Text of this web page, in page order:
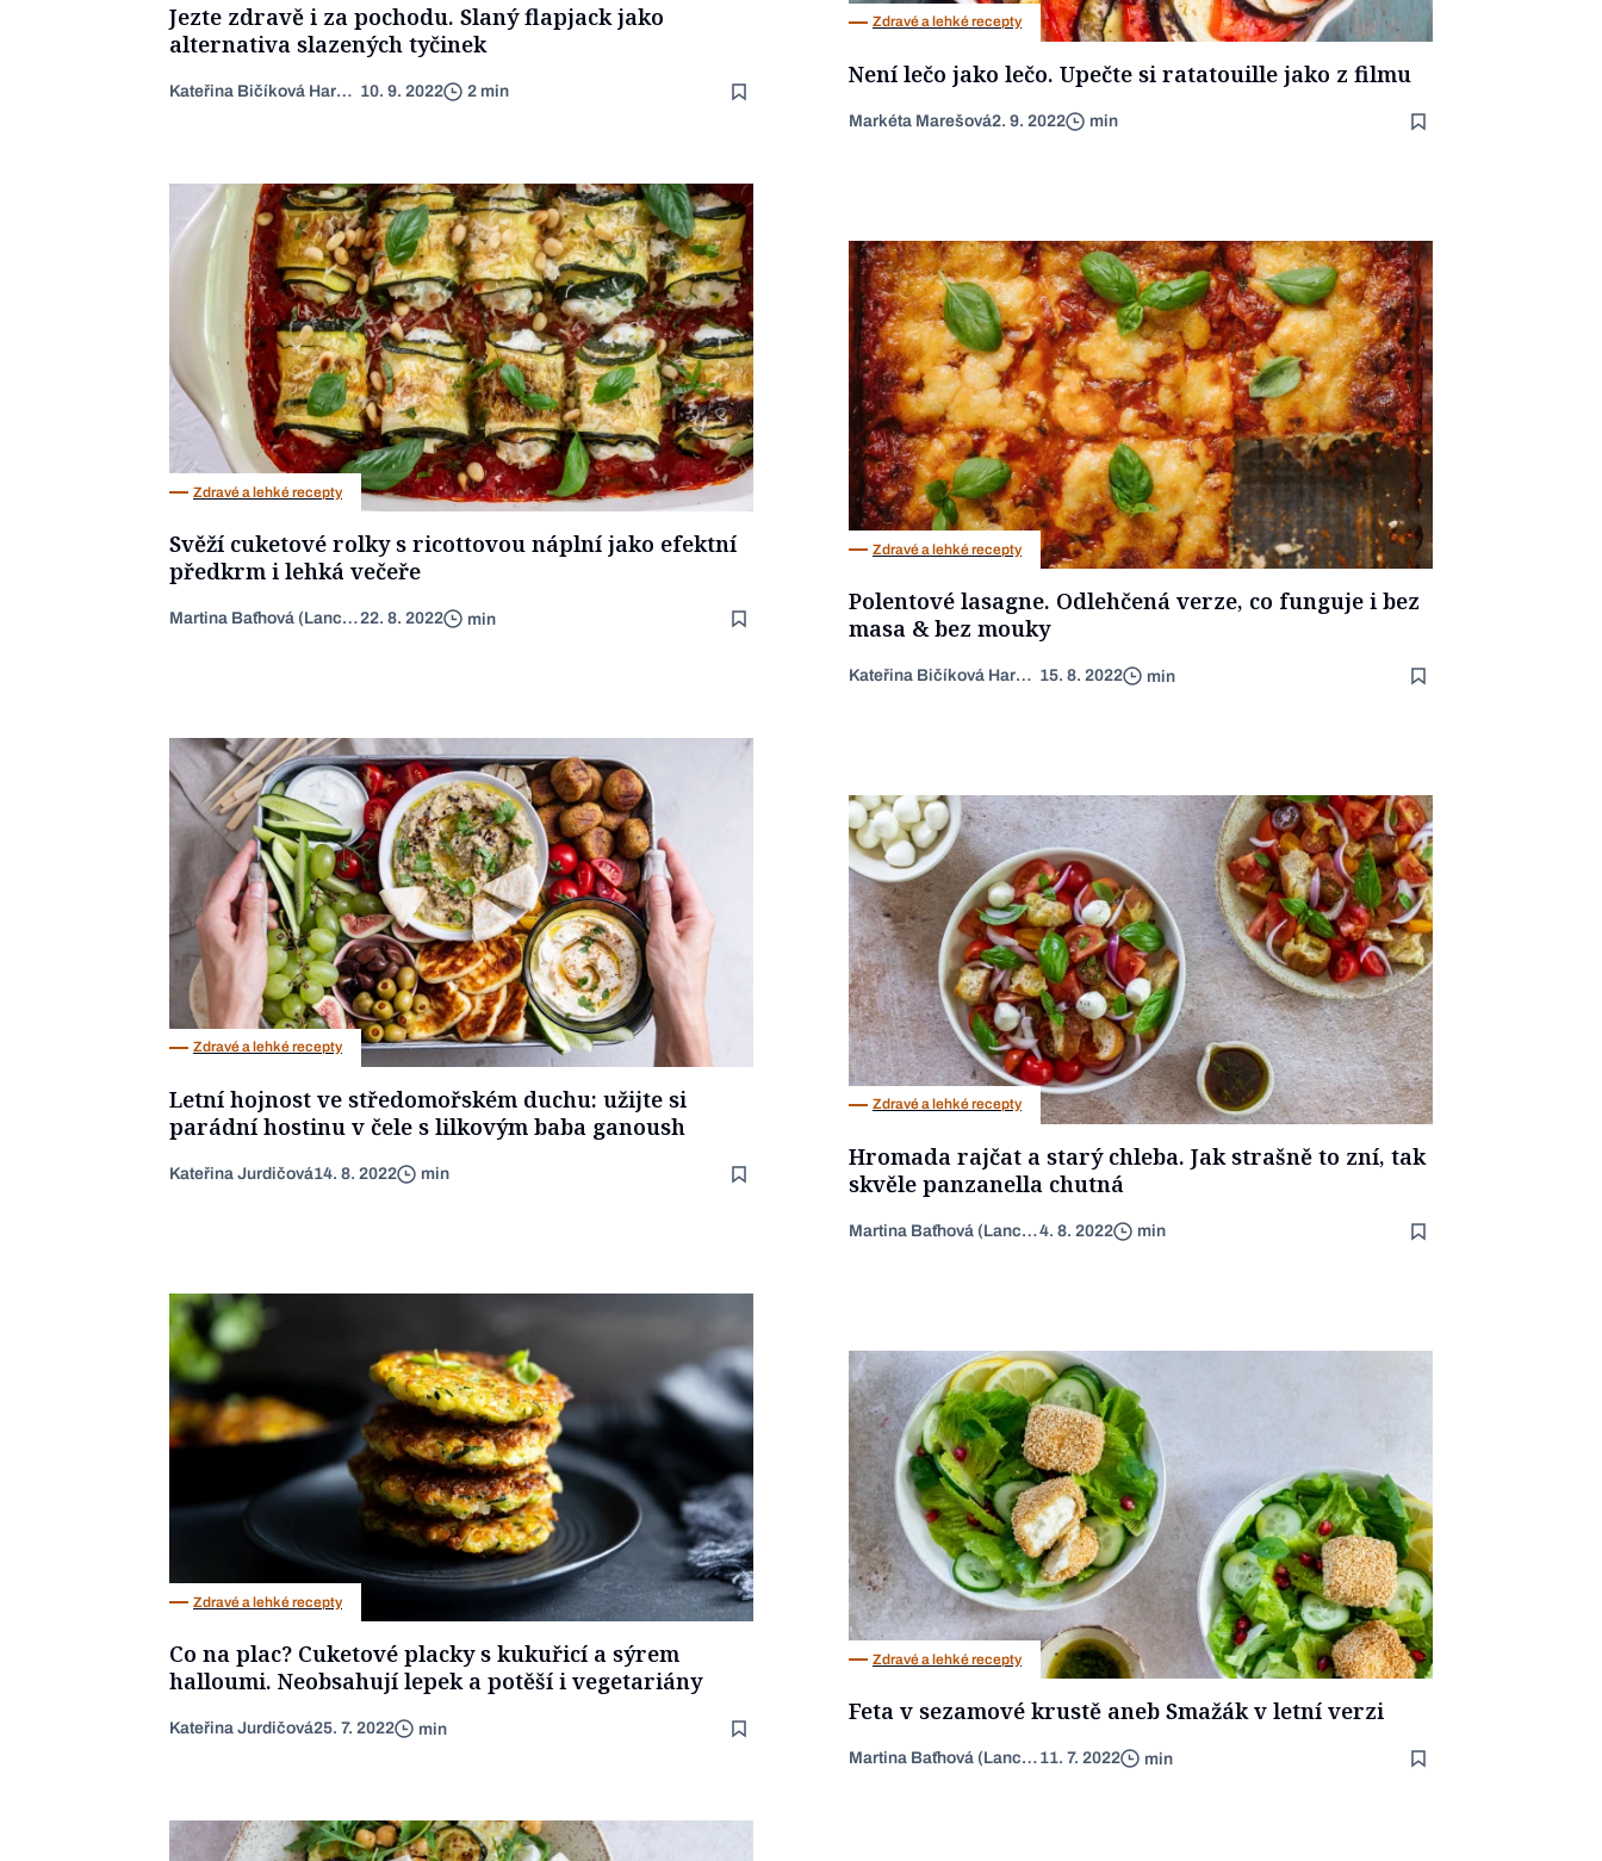
Jezte zdravě i za pochodu. Slaný flapjack jako
alternativa slazených tyčinek
Kateřina Bičíková Harudová 10. 9. 2022 2 min
Zdravé a lehké recepty
Není lečo jako lečo. Upečte si ratatouille jako z filmu
Markéta Marešová2. 9. 2022 min
Zdravé a lehké recepty
Svěží cuketové rolky s ricottovou náplní jako efektní
předkrm i lehká večeře
Martina Baťhová (Lancingerová)22. 8. 2022 min
Zdravé a lehké recepty
Polentové lasagne. Odlehčená verze, co funguje i bez
masa & bez mouky
Kateřina Bičíková Harudová 15. 8. 2022 min
Zdravé a lehké recepty
Letní hojnost ve středomořském duchu: užijte si
parádní hostinu v čele s lilkovým baba ganoush
Kateřina Jurdičová14. 8. 2022 min
Zdravé a lehké recepty
Hromada rajčat a starý chleba. Jak strašně to zní, tak
skvěle panzanella chutná
Martina Baťhová (Lancingerová)4. 8. 2022 min
Zdravé a lehké recepty
Co na plac? Cuketové placky s kukuřicí a sýrem
halloumi. Neobsahují lepek a potěší i vegetariány
Kateřina Jurdičová25. 7. 2022 min
Zdravé a lehké recepty
Feta v sezamové krustě aneb Smažák v letní verzi
Martina Baťhová (Lancingerová) 11. 7. 2022 min